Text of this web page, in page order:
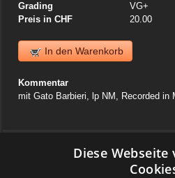
Grading
VG+
Preis in CHF
20.00
In den Warenkorb
Kommentar
mit Gato Barbieri, lp NM, Recorded in
Diese